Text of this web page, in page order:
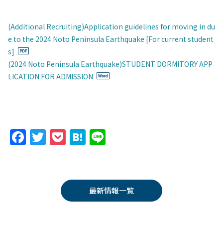
(Additional Recruiting)Application guidelines for moving in du
e to the 2024 Noto Peninsula Earthquake [For current student
s]
(2024 Noto Peninsula Earthquake)STUDENT DORMITORY APP
LICATION FOR ADMISSION
F T
er
P
k
et
H
n
a
最新情報一覧